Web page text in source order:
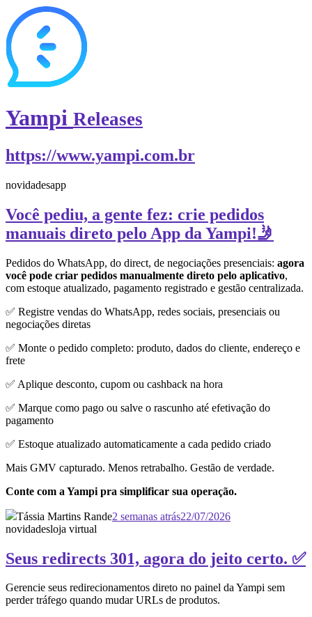
Yampi Releases
https://www.yampi.com.br
novidadesapp
Você pediu, a gente fez: crie pedidos
manuais direto pelo App da Yampi!🤳
Pedidos do WhatsApp, do direct, de negociações presenciais: agora
você pode criar pedidos manualmente direto pelo aplicativo,
com estoque atualizado, pagamento registrado e gestão centralizada.
✅ Registre vendas do WhatsApp, redes sociais, presenciais ou
negociações diretas
✅ Monte o pedido completo: produto, dados do cliente, endereço e
frete
✅ Aplique desconto, cupom ou cashback na hora
✅ Marque como pago ou salve o rascunho até efetivação do
pagamento
✅ Estoque atualizado automaticamente a cada pedido criado
Mais GMV capturado. Menos retrabalho. Gestão de verdade.
Conte com a Yampi pra simplificar sua operação.
Tássia Martins Rande2 semanas atrás22/07/2026
novidadesloja virtual
Seus redirects 301, agora do jeito certo. ✅
Gerencie seus redirecionamentos direto no painel da Yampi sem
perder tráfego quando mudar URLs de produtos.